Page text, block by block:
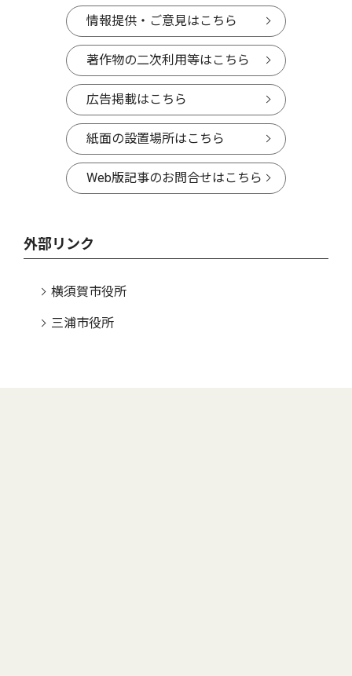
情報提供・ご意見はこちら
著作物の二次利用等はこちら
広告掲載はこちら
紙面の設置場所はこちら
Web版記事のお問合せはこちら
外部リンク
横須賀市役所
三浦市役所